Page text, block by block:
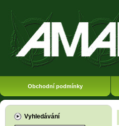
Obchodní podmínky
Vyhledávání